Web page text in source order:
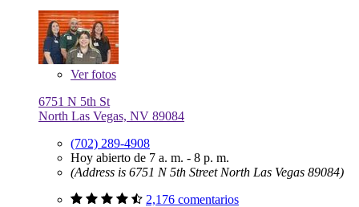
Verfotos
6751 N 5th St
North Las Vegas, NV 89084
(702) 289-4908
Hoy abierto de 7 a. m. - 8 p. m.
(Address is 6751 N 5th Street North Las Vegas 89084)
2,176 comentarios